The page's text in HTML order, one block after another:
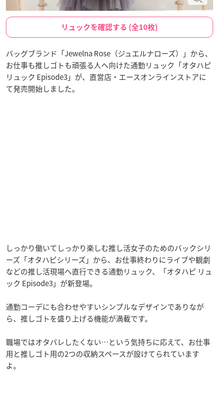
リュックを確認する (全10枚)
バッグブランド「Jewelna Rose（ジュエルナローズ）」から、
お仕事も推しゴトも頑張る人へ向けた通勤リュック「オタハピ
リュック Episode3」が、直営店・エースオンラインストアに
て発売開始しました。
しっかり働いてしっかり楽しむ推し活女子のためのバックシリ
ーズ「オタハピシリーズ」から、お仕事終わりにライブや観劇
などの推し活現場へ直行できる通勤リュック、「オタハピ リュ
ック Episode3」が新登場。
通勤コーデにも合わせやすいシンプルなデザインでありなが
ら、推しゴトを盛り上げる機能が満載です。
職場ではオタバレしたくない…という気持ちに応えて、お仕事
用と推しゴト用の2つの収納スペースが設けてられています
よ。